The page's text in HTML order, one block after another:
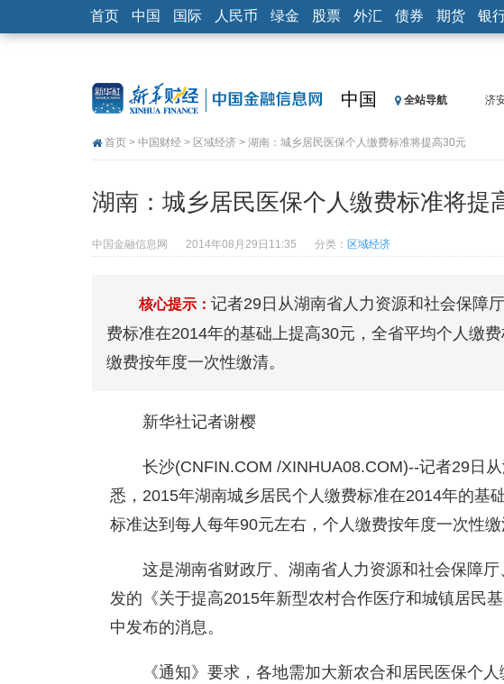
首页 中国 国际 人民币 绿金 股票 外汇 债券 期货 银
中国 全站导航
济
济
【
央
恒
首页 > 中国财经 > 区域经济 > 湖南：城乡居民医保个人缴费标准将提高30元
湖南：城乡居民医保个人缴费标准将提
中国金融信息网 2014年08月29日11:35 分类： 区域经济
核心提示： 记者29日从湖南省人力资源和社会保障
费标准在2014年的基础上提高30元，全省平均个人缴
缴费按年度一次性缴清。
新华社记者谢樱
长沙(CNFIN.COM /XINHUA08.COM)--记者29日
悉，2015年湖南城乡居民个人缴费标准在2014年的基
标准达到每人每年90元左右，个人缴费按年度一次性缴
这是湖南省财政厅、湖南省人力资源和社会保障
发的《关于提高2015年新型农村合作医疗和城镇居民
中发布的消息。
《通知》要求，各地需加大新农合和居民医保个